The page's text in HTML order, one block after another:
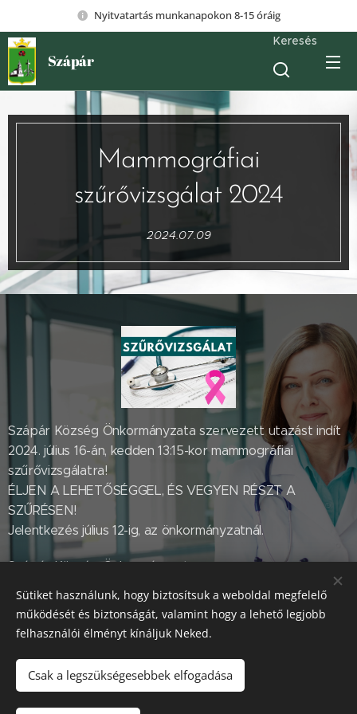
Nyitvatartás munkanapokon 8-15 óráig
Szápár
Keresés
Mammográfiai
szűrővizsgálat 2024
2024.07.09
Szápár Község Önkormányzata szervezett utazást indít
2024. július 16-án, kedden 13:15-kor mammográfiai
szűrővizsgálatra!
ÉLJEN A LEHETŐSÉGGEL, ÉS VEGYEN RÉSZT A
SZŰRÉSEN!
Jelentkezés július 12-ig, az önkormányzatnál.
Szápár Község Önkormányzata
2022. Szápár Község Önkormányzata © Minden jog fenntartva.
Sütiket használunk, hogy biztosítsuk a weboldal megfelelő
működését és biztonságát, valamint hogy a lehető legjobb
felhasználói élményt kínáljuk Neked.
Csak a legszükségesebbek elfogadása